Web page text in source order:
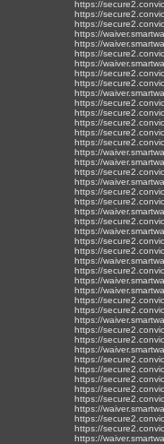
https://
https://
https://
https://
https://
https://
https://
https://
https://
https://
https://
https://
https://
https://
https://
https://
https://
https://
https://
https://
https://
https://
https://
https://
https://
https://
https://
https://
https://
https://
https://
https://
https://
https://
https://
https://
https://
https://
https://
https://
https://
https://
https://
https://
https://